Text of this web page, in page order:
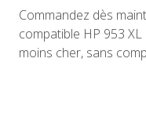
Commandez dès
compatible HP 953
moins cher, sans